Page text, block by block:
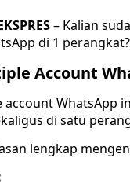
– Kalian
di 1 perangkat?
Account
account WhatsApp
di satu
lengkap